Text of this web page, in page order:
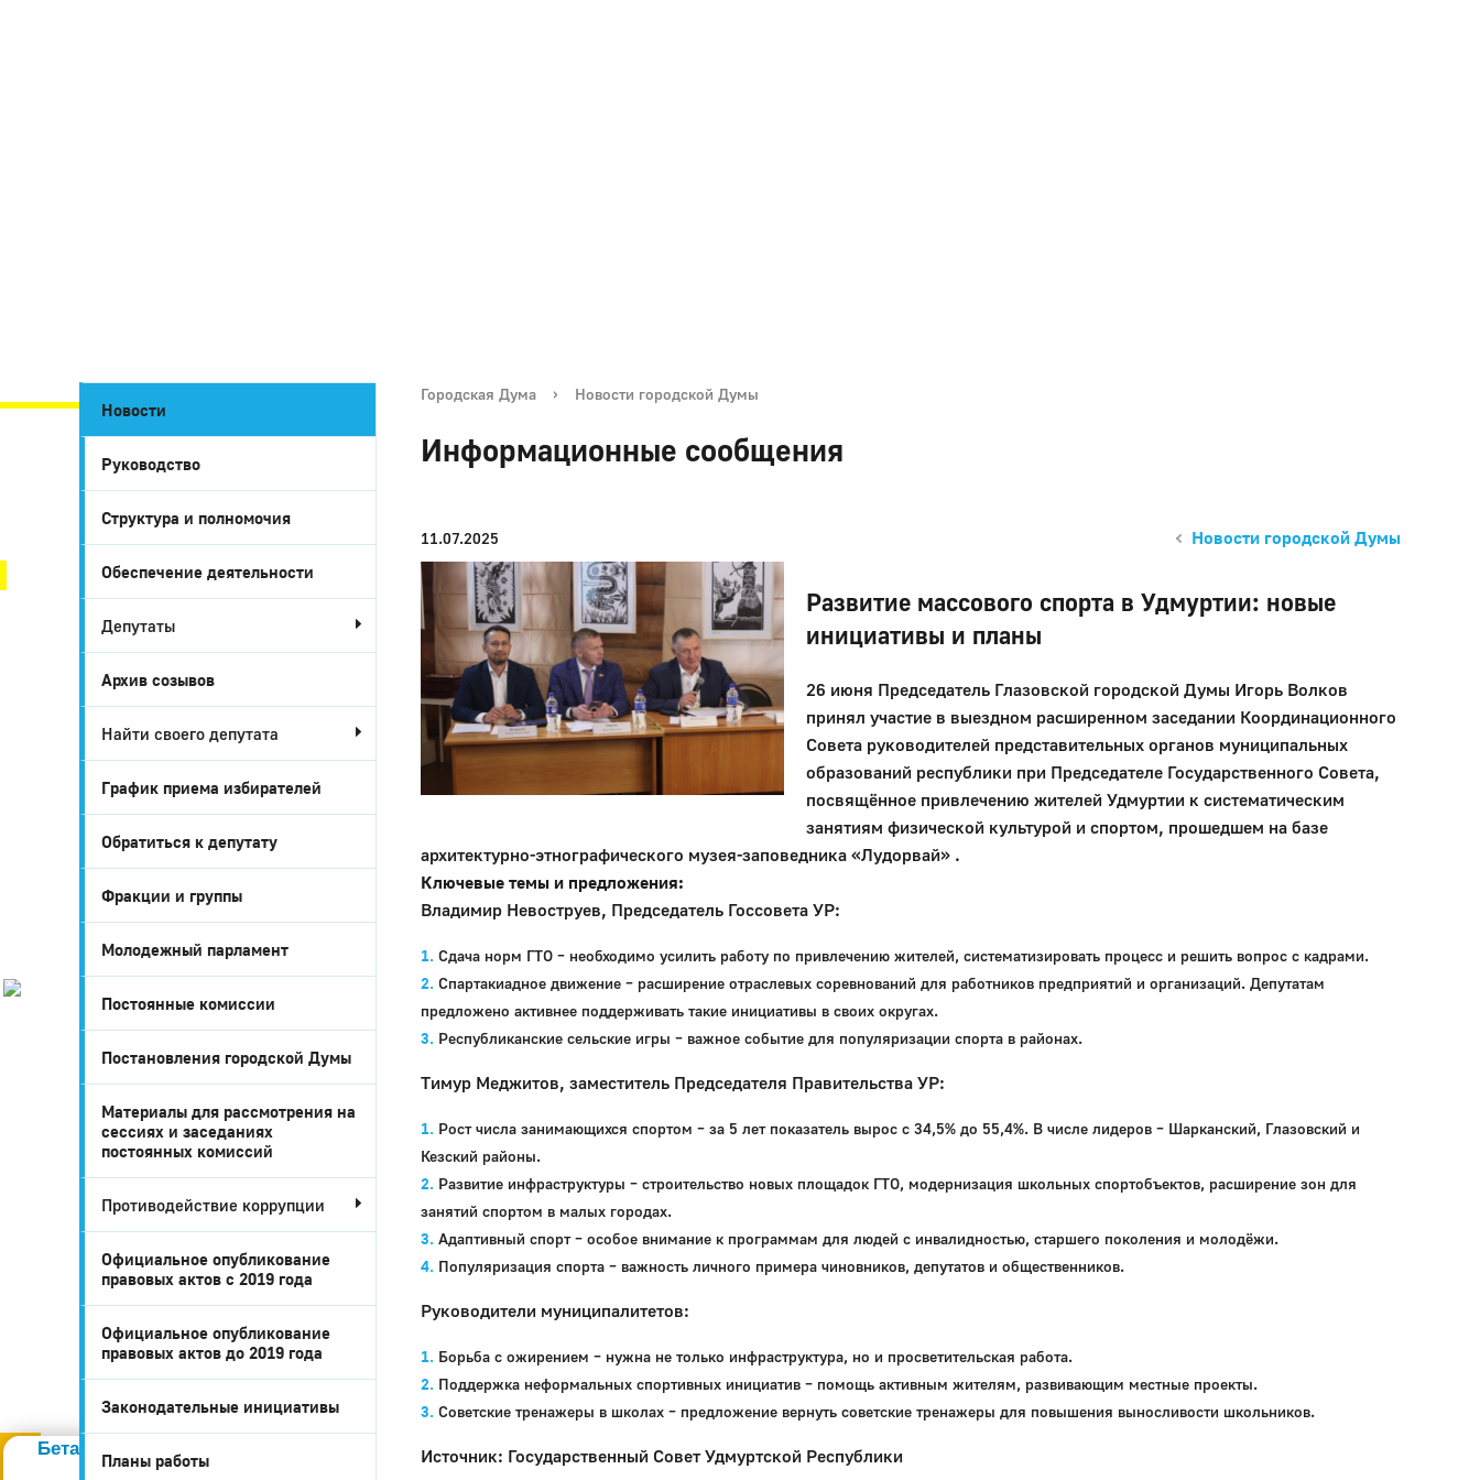
Глазов
муниципального
Настоящее
Стратегия
Жителям
Бизнесу
КСО
Дума
+7 (34141) 21-300
Администрация
Бета-тестирование портала
Город Глазов
Новости
Руководство
Структура и полномочия
Обеспечение деятельности
Депутаты
Архив созывов
Найти своего депутата
График приема избирателей
Обратиться к депутату
Фракции и группы
Молодежный парламент
Постоянные комиссии
Постановления городской Думы
Материалы для рассмотрения на
сессиях и заседаниях
постоянных комиссий
Противодействие коррупции
Официальное опубликование
правовых актов c 2019 года
Официальное опубликование
правовых актов до 2019 года
Законодательные инициативы
Планы работы
Городская Дума › Новости городской Думы
Информационные сообщения
11.07.2025 Новости городской Думы
Развитие массового спорта в Удмуртии: новые
инициативы и планы
26 июня Председатель Глазовской городской Думы Игорь Волков
принял участие в выездном расширенном заседании Координационного
Совета руководителей представительных органов муниципальных
образований республики при Председателе Государственного Совета,
посвящённое привлечению жителей Удмуртии к систематическим
занятиям физической культурой и спортом, прошедшем на базе
архитектурно-этнографического музея-заповедника «Лудорвай» .
Ключевые темы и предложения:
Владимир Невоструев, Председатель Госсовета УР:
Сдача норм ГТО – необходимо усилить работу по привлечению жителей, систематизировать процесс и решить вопрос с кадрами.
Спартакиадное движение – расширение отраслевых соревнований для работников предприятий и организаций. Депутатам
предложено активнее поддерживать такие инициативы в своих округах.
Республиканские сельские игры – важное событие для популяризации спорта в районах.
Тимур Меджитов, заместитель Председателя Правительства УР:
Рост числа занимающихся спортом – за 5 лет показатель вырос с 34,5% до 55,4%. В числе лидеров – Шарканский, Глазовский и
Кезский районы.
Развитие инфраструктуры – строительство новых площадок ГТО, модернизация школьных спортобъектов, расширение зон для
занятий спортом в малых городах.
Адаптивный спорт – особое внимание к программам для людей с инвалидностью, старшего поколения и молодёжи.
Популяризация спорта – важность личного примера чиновников, депутатов и общественников.
Руководители муниципалитетов:
Борьба с ожирением – нужна не только инфраструктура, но и просветительская работа.
Поддержка неформальных спортивных инициатив – помощь активным жителям, развивающим местные проекты.
Советские тренажеры в школах – предложение вернуть советские тренажеры для повышения выносливости школьников.
Источник: Государственный Совет Удмуртской Республики